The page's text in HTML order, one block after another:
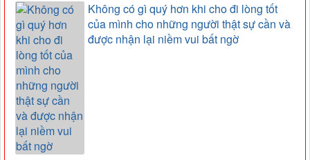
Không có gì quý hơn khi cho đi lòng tốt
của mình cho những người thật sự cần và
được nhận lại niềm vui bất ngờ